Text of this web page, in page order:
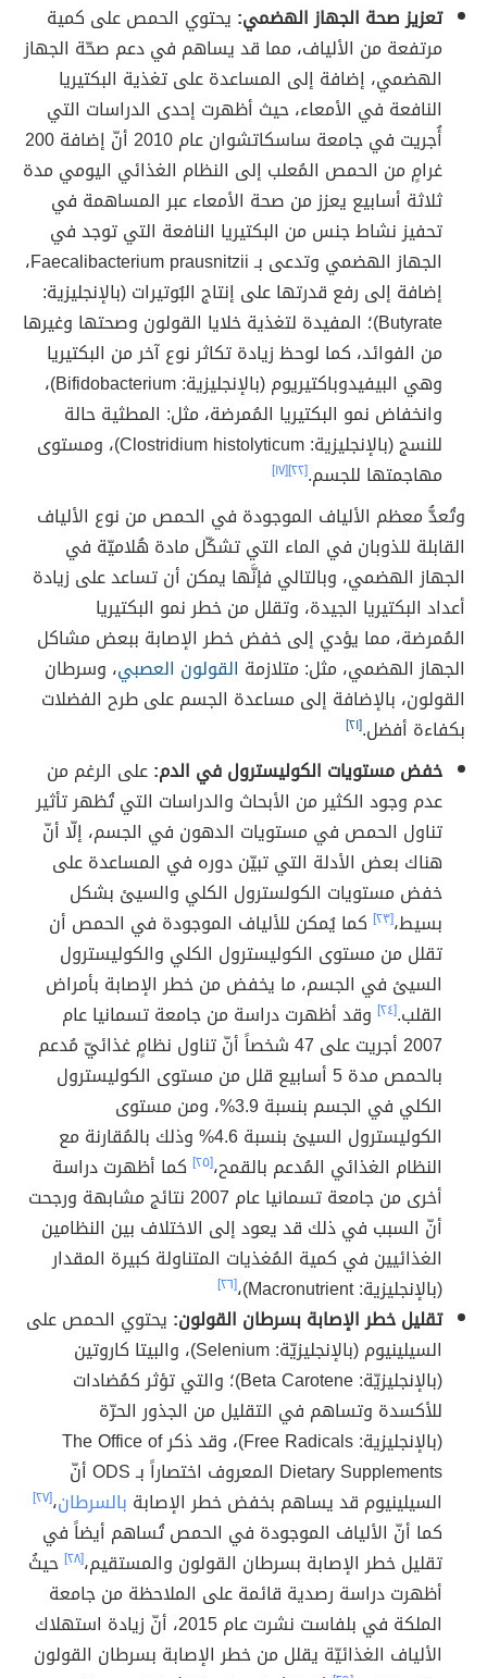
تعزيز صحة الجهاز الهضمي: يحتوي الحمص على كمية
مرتفعة من الألياف، مما قد يساهم في دعم صحّة الجهاز
الهضمي، إضافة إلى المساعدة على تغذية البكتيريا
النافعة في الأمعاء، حيث أظهرت إحدى الدراسات التي
أُجريت في جامعة ساسكاتشوان عام 2010 أنّ إضافة 200
غرامٍ من الحمص المُعلب إلى النظام الغذائي اليومي مدة
ثلاثة أسابيع يعزز من صحة الأمعاء عبر المساهمة في
تحفيز نشاط جنس من البكتيريا النافعة التي توجد في
الجهاز الهضمي وتدعى بـ Faecalibacterium prausnitzii،
إضافة إلى رفع قدرتها على إنتاج البُوتيرات (بالإنجليزية:
Butyrate)؛ المفيدة لتغذية خلايا القولون وصحتها وغيرها
من الفوائد، كما لوحظ زيادة تكاثر نوع آخر من البكتيريا
وهي البيفيدوباكتيريوم (بالإنجليزية: Bifidobacterium)،
وانخفاض نمو البكتيريا المُمرضة، مثل: المطثية حالة
للنسج (بالإنجليزية: Clostridium histolyticum)، ومستوى
مهاجمتها للجسم.[٢٢] [١٧]
وتُعدُّ معظم الألياف الموجودة في الحمص من نوع الألياف
القابلة للذوبان في الماء التي تشكّل مادة هُلاميّة في
الجهاز الهضمي، وبالتالي فإنَّها يمكن أن تساعد على زيادة
أعداد البكتيريا الجيدة، وتقلل من خطر نمو البكتيريا
المُمرضة، مما يؤدي إلى خفض خطر الإصابة ببعض مشاكل
الجهاز الهضمي، مثل: متلازمة القولون العصبي، وسرطان
القولون، بالإضافة إلى مساعدة الجسم على طرح الفضلات
بكفاءة أفضل.[٢١]
خفض مستويات الكوليسترول في الدم:على الرغم من
عدم وجود الكثير من الأبحاث والدراسات التي تُظهر تأثير
تناول الحمص في مستويات الدهون في الجسم، إلّا أنّ
هناك بعض الأدلة التي تبيّن دوره في المساعدة على
خفض مستويات الكولسترول الكلي والسيئ بشكل
بسيط،[٢٣]
كما يُمكن للألياف الموجودة في الحمص أن
تقلل من مستوى الكوليسترول الكلي والكوليسترول
السيئ في الجسم، ما يخفض من خطر الإصابة بأمراض
القلب.[٢٤]
وقد أظهرت دراسة من جامعة تسمانيا عام
2007 أجريت على 47 شخصاً أنّ تناول نظامٍ غذائيّ مُدعم
بالحمص مدة 5 أسابيع قلل من مستوى الكوليسترول
الكلي في الجسم بنسبة 3.9%، ومن مستوى
الكوليسترول السيئ بنسبة 4.6% وذلك بالمُقارنة مع
النظام الغذائي المُدعم بالقمح،[٢٥]
كما أظهرت دراسة
أخرى من جامعة تسمانيا عام 2007 نتائج مشابهة ورجحت
أنّ السبب في ذلك قد يعود إلى الاختلاف بين النظامين
الغذائيين في كمية المُغذيات المتناولة كبيرة المقدار
(بالإنجليزية: Macronutrient)،
[٢٦]
تقليل خطر الإصابة بسرطان القولون: يحتوي الحمص على
السيلينيوم (بالإنجليزيّة: Selenium)، والبيتا كاروتين
(بالإنجليزيّة: Beta Carotene)؛ والتي تؤثر كمُضادات
للأكسدة وتساهم في التقليل من الجذور الحرّة
(بالإنجليزية: Free Radicals)، وقد ذكر The Office of
Dietary Supplements المعروف اختصاراً بـ ODS أنّ
السيلينيوم قد يساهم بخفض خطر الإصابة بالسرطان،[٢٧]
كما أنّ الألياف الموجودة في الحمص تُساهم أيضاً في
تقليل خطر الإصابة بسرطان القولون والمستقيم،[٢٨]
حيثُ
أظهرت دراسة رصدية قائمة على الملاحظة من جامعة
الملكة في بلفاست نشرت عام 2015، أنّ زيادة استهلاك
الألياف الغذائيّة يقلل من خطر الإصابة بسرطان القولون